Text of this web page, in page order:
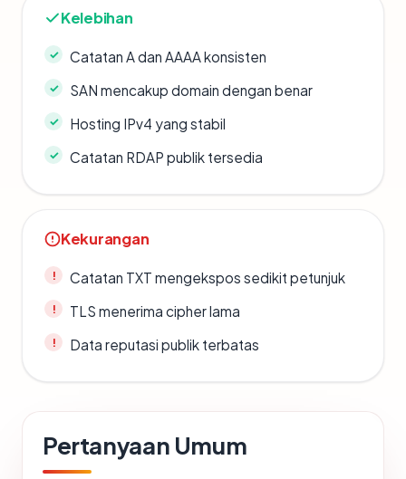
Kelebihan
Catatan A dan AAAA konsisten
SAN mencakup domain dengan benar
Hosting IPv4 yang stabil
Catatan RDAP publik tersedia
Kekurangan
Catatan TXT mengekspos sedikit petunjuk
TLS menerima cipher lama
Data reputasi publik terbatas
Pertanyaan Umum